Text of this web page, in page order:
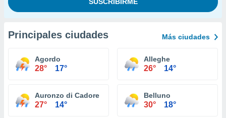
Principales ciudades Más ciudades
Agordo
28° 17°
Alleghe
26° 14°
Auronzo di Cadore
27° 14°
Belluno
30° 18°